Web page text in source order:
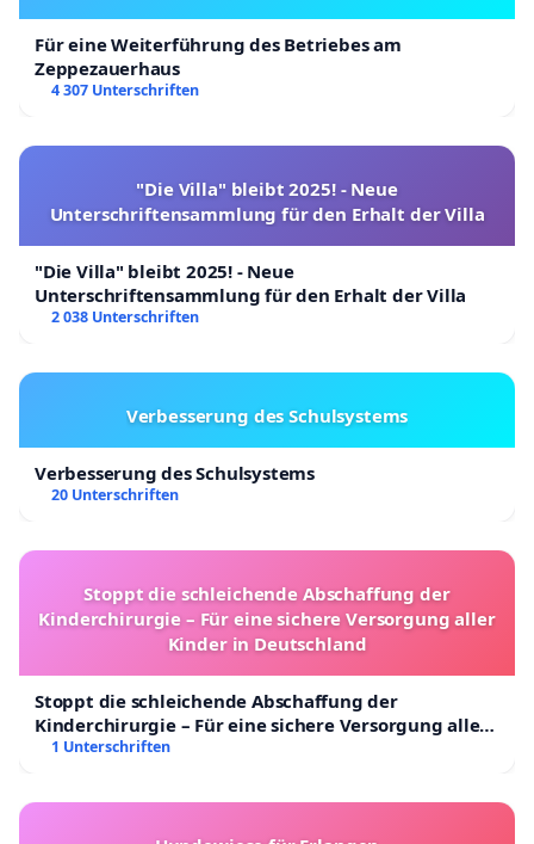
Für eine Weiterführung des Betriebes am
Zeppezauerhaus
4 307 Unterschriften
"Die Villa" bleibt 2025! - Neue
Unterschriftensammlung für den Erhalt der Villa
"Die Villa" bleibt 2025! - Neue
Unterschriftensammlung für den Erhalt der Villa
2 038 Unterschriften
Verbesserung des Schulsystems
Verbesserung des Schulsystems
20 Unterschriften
Stoppt die schleichende Abschaffung der
Kinderchirurgie – Für eine sichere Versorgung aller
Kinder in Deutschland
Stoppt die schleichende Abschaffung der
Kinderchirurgie – Für eine sichere Versorgung aller
Kinder in Deutschland
1 Unterschriften